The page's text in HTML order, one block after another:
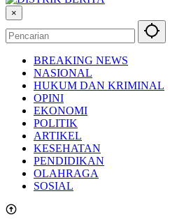
×
BREAKING NEWS
NASIONAL
HUKUM DAN KRIMINAL
OPINI
EKONOMI
POLITIK
ARTIKEL
KESEHATAN
PENDIDIKAN
OLAHRAGA
SOSIAL